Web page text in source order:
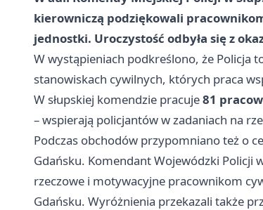
kierowniczą podziękowali
jednostki. Uroczystość odbyła się z
W wystąpieniach podkreślono, że Policja
stanowiskach cywilnych, których praca
W słupskiej komendzie pracuje81
– wspierają policjantów w zadaniach na
Podczas obchodów przypomniano też o
Gdańsku. Komendant Wojewódzki Policji
rzeczowe i motywacyjne pracownikom
Gdańsku. Wyróżnienia przekazali także